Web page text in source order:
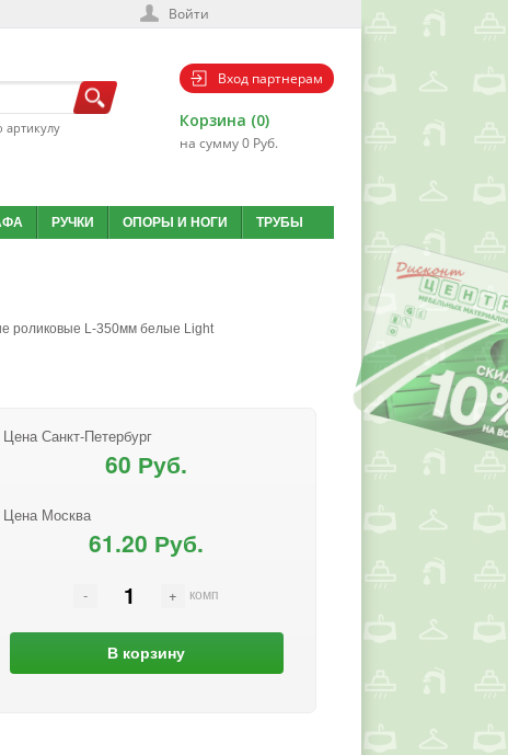
Войти
артикулу
Вход партнерам
Корзина (0)
на сумму 0 Руб.
РУЧКИ ОПОРЫ И НОГИ ТРУБЫ
роликовые L-350мм белые Light
Цена Санкт-Петербург
60 Руб.
Цена Москва
61.20 Руб.
комп
В корзину